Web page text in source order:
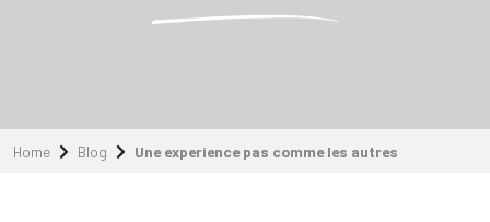
Home Blog Une experience pas comme les autres